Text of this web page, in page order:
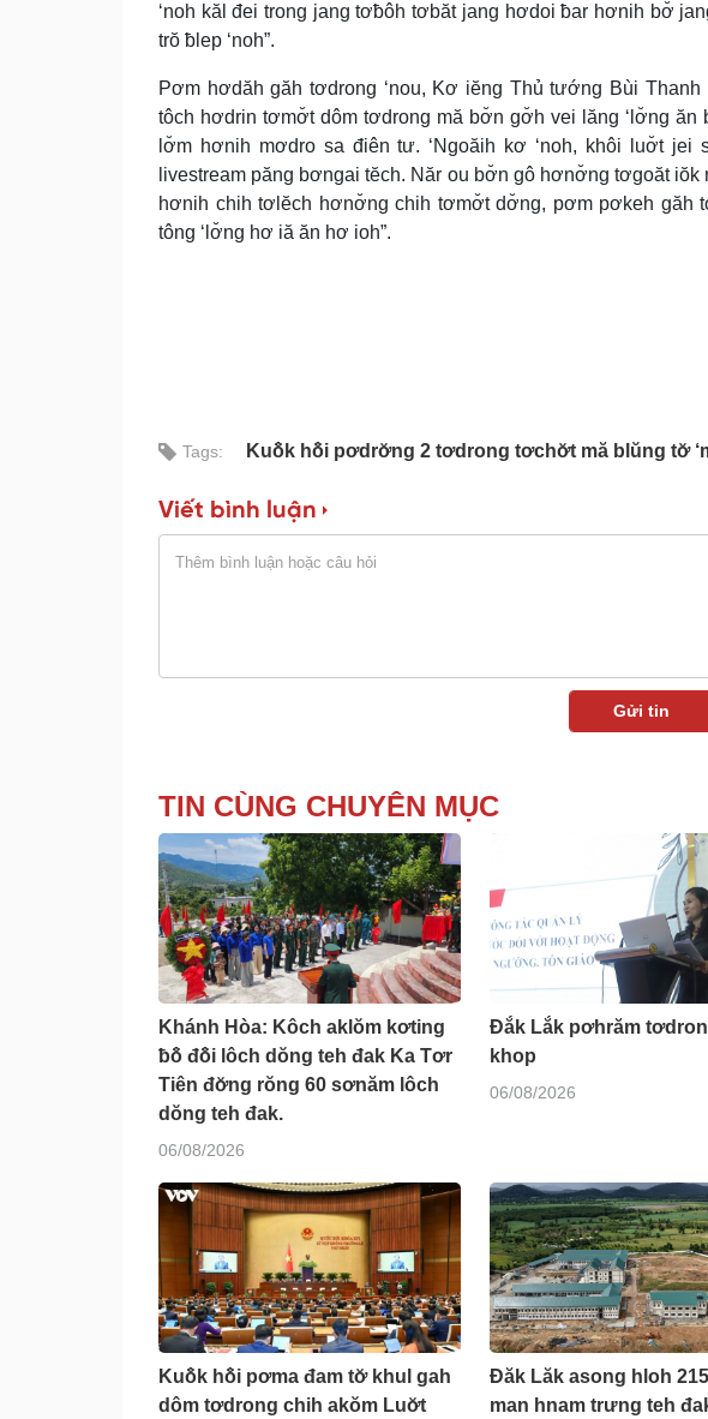
‘noh kăl đei trong jang tơƀôh tơbăt jang hơdoi ƀar hơnih bơ̆
trŏ ƀlep ‘noh”.
Pơm hơdăh găh tơdrong ‘nou, Kơ iĕng Thủ tướng Bùi
tôch hơdrin tơmơ̆t dôm tơdrong mă bơ̆n gơ̆h vei lăng ‘lơ̆ng
lơ̆m hơnih mơdro sa điên tư. ‘Ngoăih kơ ‘noh, khôi luơ̆t
livestream păng bơngai tĕch. Năr ou bơ̆n gô hơnơ̆ng tơgoăt
hơnih chih tơlĕch hơnơ̆ng chih tơmơ̆t dơ̆ng, pơm pơkeh găh
tông ‘lơ̆ng hơ iă ăn hơ ioh”.
Tags: Kuô̆k hô̆i pơdrơ̆ng 2 tơdrong tơchơ̆t mă blŭng tơ̆
Viết bình luận
TIN CÙNG CHUYÊN MỤC
Khánh Hòa: Kôch aklŏm kơting
ƀô̆ đô̆i lôch dŏng teh đak Ka Tơr
Tiên đơ̆ng rŏng 60 sơnăm lôch
dŏng teh đak.
06/08/2026
Đắk Lắk pơhrăm
khop
06/08/2026
Kuô̆k hô̆i pơma đam tơ̆ khul gah
dôm tơdrong chih akŏm Luơ̆t
Đăk Lăk asong hloh
man hnam trưng teh